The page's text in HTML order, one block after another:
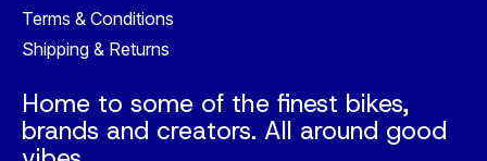
Terms & Conditions
Shipping & Returns
Home to some of the finest bikes,
brands and creators. All around good